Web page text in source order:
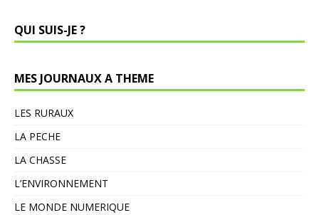
QUI SUIS-JE ?
MES JOURNAUX A THEME
LES RURAUX
LA PECHE
LA CHASSE
L’ENVIRONNEMENT
LE MONDE NUMERIQUE